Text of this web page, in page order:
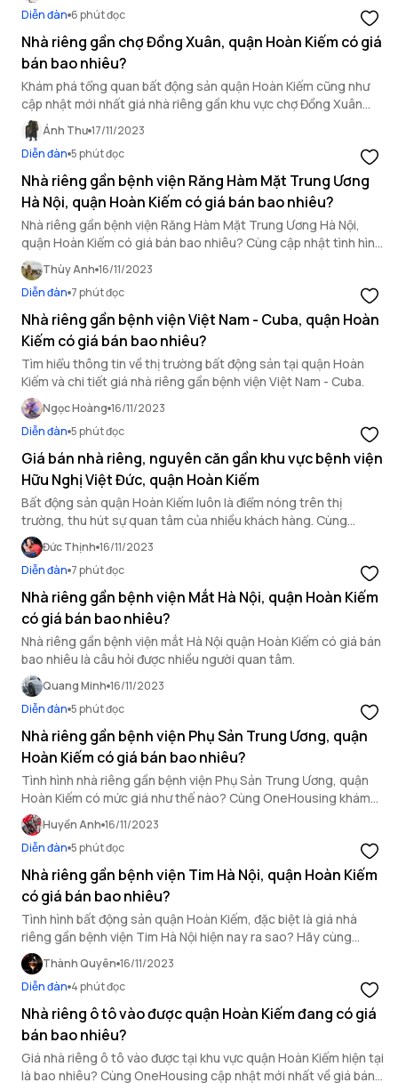
Diễn đàn 6 phút đọc
Nhà riêng gần chợ Đồng Xuân, quận Hoàn Kiếm có giá
bán bao nhiêu?
Khám phá tổng quan bất động sản quận Hoàn Kiếm cũng như
cập nhật mới nhất giá nhà riêng gần khu vực chợ Đồng Xuân
qua bài viết của OneHousing!
Ánh Thư 17/11/2023
Diễn đàn 5 phút đọc
Nhà riêng gần bệnh viện Răng Hàm Mặt Trung Ương
Hà Nội, quận Hoàn Kiếm có giá bán bao nhiêu?
Nhà riêng gần bệnh viện Răng Hàm Mặt Trung Ương Hà Nội,
quận Hoàn Kiếm có giá bán bao nhiêu? Cùng cập nhật tình hình
bất động sản khu vực và giá bán nhà riêng mới nhất qua bài viết
sau!
Thùy Anh 16/11/2023
Diễn đàn 7 phút đọc
Nhà riêng gần bệnh viện Việt Nam - Cuba, quận Hoàn
Kiếm có giá bán bao nhiêu?
Tìm hiểu thông tin về thị trường bất động sản tại quận Hoàn
Kiếm và chi tiết giá nhà riêng gần bệnh viện Việt Nam - Cuba.
Ngọc Hoàng 16/11/2023
Diễn đàn 5 phút đọc
Giá bán nhà riêng, nguyên căn gần khu vực bệnh viện
Hữu Nghị Việt Đức, quận Hoàn Kiếm
Bất động sản quận Hoàn Kiếm luôn là điểm nóng trên thị
trường, thu hút sự quan tâm của nhiều khách hàng. Cùng
OneHousing cập nhật giá nhà gần bệnh viện Hữu Nghị Việt Đức,
quận Hoàn Kiếm qua bài viết sau!
Đức Thịnh 16/11/2023
Diễn đàn 7 phút đọc
Nhà riêng gần bệnh viện Mắt Hà Nội, quận Hoàn Kiếm
có giá bán bao nhiêu?
Nhà riêng gần bệnh viện mắt Hà Nội quận Hoàn Kiếm có giá bán
bao nhiêu là câu hỏi được nhiều người quan tâm.
Quang Minh 16/11/2023
Diễn đàn 5 phút đọc
Nhà riêng gần bệnh viện Phụ Sản Trung Ương, quận
Hoàn Kiếm có giá bán bao nhiêu?
Tình hình nhà riêng gần bệnh viện Phụ Sản Trung Ương, quận
Hoàn Kiếm có mức giá như thế nào? Cùng OneHousing khám
phá chi tiết trong bài viết sau!
Huyền Anh 16/11/2023
Diễn đàn 5 phút đọc
Nhà riêng gần bệnh viện Tim Hà Nội, quận Hoàn Kiếm
có giá bán bao nhiêu?
Tình hình bất động sản quận Hoàn Kiếm, đặc biệt là giá nhà
riêng gần bệnh viện Tim Hà Nội hiện nay ra sao? Hãy cùng
OneHousing tìm hiểu trong bài viết sau đây.
Thành Quyên 16/11/2023
Diễn đàn 4 phút đọc
Nhà riêng ô tô vào được quận Hoàn Kiếm đang có giá
bán bao nhiêu?
Giá nhà riêng ô tô vào được tại khu vực quận Hoàn Kiếm hiện tại
là bao nhiêu? Cùng OneHousing cập nhật mới nhất về giá bán